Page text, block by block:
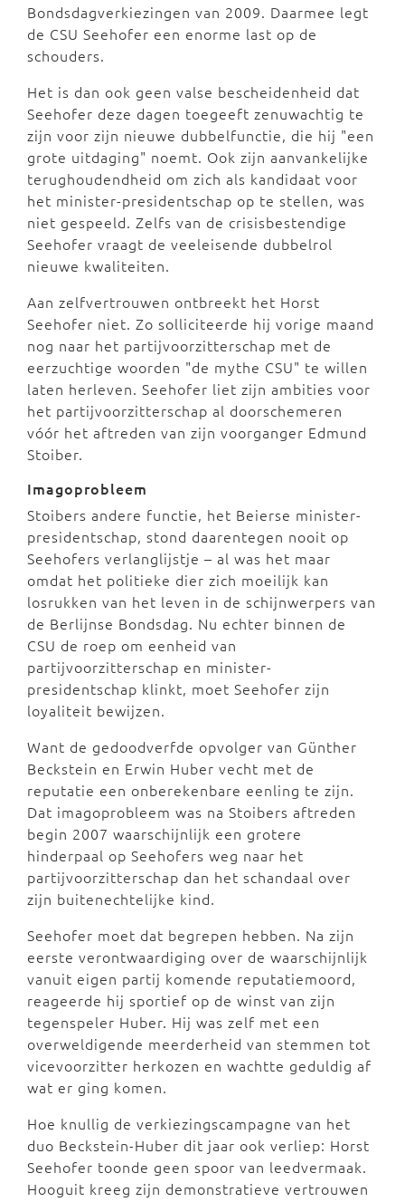
Bondsdagverkiezingen van 2009. Daarmee legt
de CSU Seehofer een enorme last op de
schouders.
Het is dan ook geen valse bescheidenheid dat
Seehofer deze dagen toegeeft zenuwachtig te
zijn voor zijn nieuwe dubbelfunctie, die hij "een
grote uitdaging" noemt. Ook zijn aanvankelijke
terughoudendheid om zich als kandidaat voor
het minister-presidentschap op te stellen, was
niet gespeeld. Zelfs van de crisisbestendige
Seehofer vraagt de veeleisende dubbelrol
nieuwe kwaliteiten.
Aan zelfvertrouwen ontbreekt het Horst
Seehofer niet. Zo solliciteerde hij vorige maand
nog naar het partijvoorzitterschap met de
eerzuchtige woorden "de mythe CSU" te willen
laten herleven. Seehofer liet zijn ambities voor
het partijvoorzitterschap al doorschemeren
vóór het aftreden van zijn voorganger Edmund
Stoiber.
Imagoprobleem
Stoibers andere functie, het Beierse minister-
presidentschap, stond daarentegen nooit op
Seehofers verlanglijstje – al was het maar
omdat het politieke dier zich moeilijk kan
losrukken van het leven in de schijnwerpers van
de Berlijnse Bondsdag. Nu echter binnen de
CSU de roep om eenheid van
partijvoorzitterschap en minister-
presidentschap klinkt, moet Seehofer zijn
loyaliteit bewijzen.
Want de gedoodverfde opvolger van Günther
Beckstein en Erwin Huber vecht met de
reputatie een onberekenbare eenling te zijn.
Dat imagoprobleem was na Stoibers aftreden
begin 2007 waarschijnlijk een grotere
hinderpaal op Seehofers weg naar het
partijvoorzitterschap dan het schandaal over
zijn buitenechtelijke kind.
Seehofer moet dat begrepen hebben. Na zijn
eerste verontwaardiging over de waarschijnlijk
vanuit eigen partij komende reputatiemoord,
reageerde hij sportief op de winst van zijn
tegenspeler Huber. Hij was zelf met een
overweldigende meerderheid van stemmen tot
vicevoorzitter herkozen en wachtte geduldig af
wat er ging komen.
Hoe knullig de verkiezingscampagne van het
duo Beckstein-Huber dit jaar ook verliep: Horst
Seehofer toonde geen spoor van leedvermaak.
Hooguit kreeg zijn demonstratieve vertrouwen